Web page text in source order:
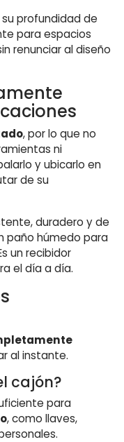
profundidad de
para espacios
renunciar al diseño
, por lo que no
ni
y ubicarlo en
de su
duradero y de
paño húmedo para
un recibidor
el día a día.
al instante.
cajón?
para
, como llaves,